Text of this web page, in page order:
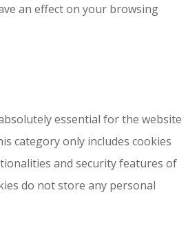
an effect on your browsing
essential for the website
category only includes cookies
and security features of
do not store any personal